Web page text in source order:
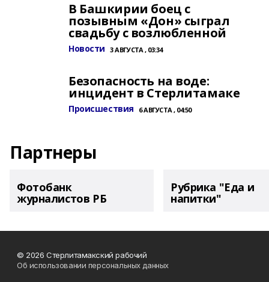
В Башкирии боец с
позывным «Дон» сыграл
свадьбу с возлюбленной
Новости 3 АВГУСТА , 03:34
Безопасность на воде:
инцидент в Стерлитамаке
Происшествия 6 АВГУСТА , 04:50
Партнеры
Фотобанк
журналистов РБ
Рубрика "Еда и
напитки"
© 2026 Стерлитамакский рабочий
Об использовании персональных данных